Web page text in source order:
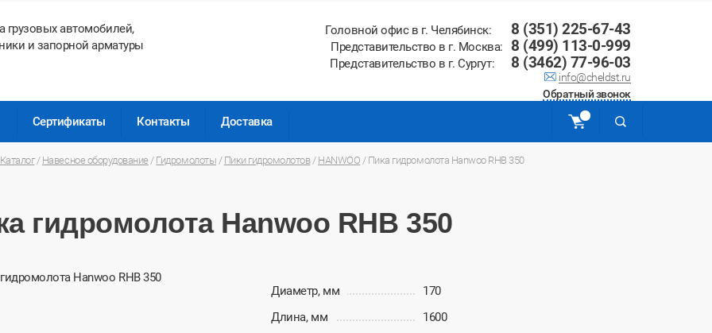
грузовых автомобилей,
и запорной арматуры
Головной офис в г. Челябинск: 8 (351) 225-67-43
Представительство в г. Москва: 8 (499) 113-0-999
Представительство в г. Сургут: 8 (3462) 77-96-03
info@cheldst.ru
Обратный звонок
Сертификаты Контакты Доставка
Каталог/ Навесное оборудование / Гидромолоты / Пики гидромолотов/ HANWOO / Пика гидромолота Hanwoo RHB 350
гидромолота Hanwoo RHB 350
Диаметр, мм
170
Длина, мм
1600